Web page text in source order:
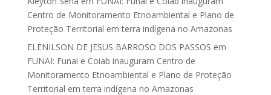
Centro de Monitoramento Etnoambiental e Plano de
Proteção Territorial em terra indígena no Amazonas
ELENILSON DE JESUS BARROSO DOS PASSOS em
FUNAI: Funai e Coiab inauguram Centro de
Monitoramento Etnoambiental e Plano de Proteção
Territorial em terra indígena no Amazonas